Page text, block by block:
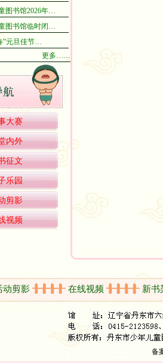
图书馆2026年…
图书馆临时闭…
”元旦佳节…
更多……
大赛
内外
征文
乐园
剪影
视频
影 在线视频 新书架
备